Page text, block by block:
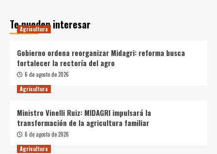
Te pueden interesar
Agricultura
Gobierno ordena reorganizar Midagri: reforma busca
fortalecer la rectoría del agro
6 de agosto de 2026
Agricultura
Ministro Vinelli Ruiz: MIDAGRI impulsará la
transformación de la agricultura familiar
6 de agosto de 2026
Agricultura